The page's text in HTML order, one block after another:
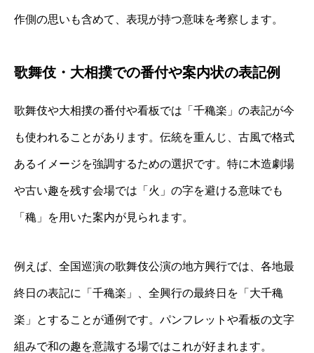
作側の思いも含めて、表現が持つ意味を考察します。
歌舞伎・大相撲での番付や案内状の表記例
歌舞伎や大相撲の番付や看板では「千穐楽」の表記が今
も使われることがあります。伝統を重んじ、古風で格式
あるイメージを強調するための選択です。特に木造劇場
や古い趣を残す会場では「火」の字を避ける意味でも
「穐」を用いた案内が見られます。
例えば、全国巡演の歌舞伎公演の地方興行では、各地最
終日の表記に「千穐楽」、全興行の最終日を「大千穐
楽」とすることが通例です。パンフレットや看板の文字
組みで和の趣を意識する場ではこれが好まれます。